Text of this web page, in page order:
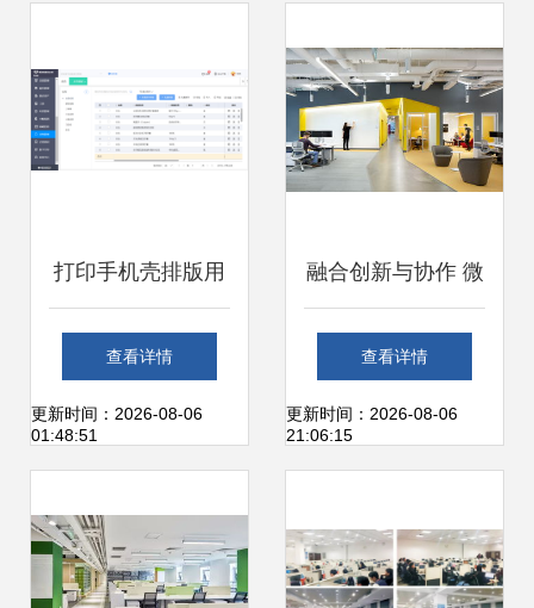
打印手机壳排版用
ERP办公服务软件
开发 提升定制化生
管理
查看详情
更新时间：2026-08-06
01:48:51
融合创新与协作 微
软加拿大卓越中心
办公区的室内设计
发
查看详情
更新时间：2026-08-06
21:06:15